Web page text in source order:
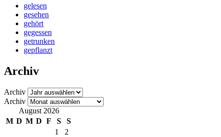
gelesen
gesehen
gehört
gegessen
getrunken
gepflanzt
Archiv
Archiv
Archiv
August 2026
M D M D F S
S
1
2